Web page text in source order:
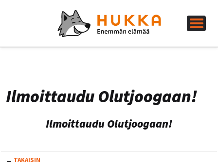
Ilmoittaudu Olutjoogaan!
Ilmoittaudu Olutjoogaan!
← TAKAISIN